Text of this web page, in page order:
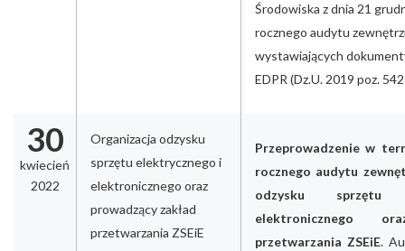
Środowiska z dnia 21
rocznego audytu
wystawiających
EDPR (Dz.U. 2019 poz.
30
kwiecień
2022
Organizacja odzysku
sprzętu elektrycznego i
elektronicznego oraz
prowadzący zakład
przetwarzania ZSEiE
Przeprowadzenie w
rocznego audytu
odzysku sprzętu
elektronicznego
przetwarzania ZSEiE.